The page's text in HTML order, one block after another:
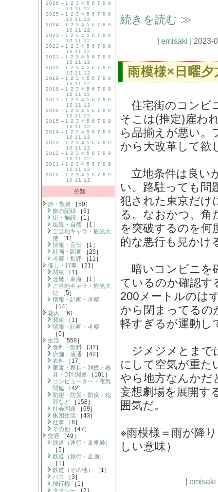
2026 - 1 2 3 4 5 6 7 8 9
10
11
12
2025 - 1 2 3 4 5 6 7 8 9
10
11
12
2024 - 1 2 3 4 5 6 7 8 9
10
11
12
2023 - 1 2 3 4 5 6 7 8 9
10
11
12
2022 - 1 2 3 4 5 6 7 8 9
10
11
12
2021
- 1 2 3 4 5 6 7 8 9
10
11
12
2020 - 1 2 3 4 5 6 7 8 9
10
11
12
2019 - 1 2 3 4 5 6 7 8 9
10
11
12
2018 - 1 2 3 4 5 6 7 8 9
10
11
12
2017 - 1 2 3 4 5 6 7 8 9
10
11
12
2016 - 1 2 3 4 5 6 7 8 9
10
11
12
2015 - 1 2 3 4 5 6 7 8 9
10
11
12
2014 - 1 2 3 4 5 6 7 8 9
10
11
12
2013 - 1 2 3 4 5 6 7 8 9
10
11
12
2012 - 1 2 3 4 5 6 7 8 9
10
11
12
2011
- 1 2 3 4 5 6 7 8 9
10
11
12
2010 - 1 2 3 4 5 6 7 8 9
10
11 12
分類
旅・散策 ［50］
旅の記録 ［6］
街・施設 ［1］
風景・自然 ［1］
ご当地キャラ・観光大
使 ［1］
情報・宣伝 ［1］
計画・調査 ［29］
考察・批評 ［11］
催し・行事 ［21］
関東 ［1］
近畿・東海 ［1］
ご当地キャラ・観光大
使 ［5］
情報・計画・考察
［14］
花火
［6］
関東 ［1］
情報・計画・考察
［5］
生活 ［559］
食料・飲料 ［32］
店舗・流通 ［42］
衣料 ［17］
家電・家具・雑貨・器
具・DIY 関連 ［101］
コンピューター・電気
関連 ［42］
防犯・防災・防疫・犯
罪など ［158］
社会問題 ［69］
集団生活 ［43］
仕事 ［8］
その他 ［47］
交通 ［49］
鉄道（運行・乗車券）
［5］
鉄道（旅行・企画）
［1］
鉄道（その他）
［1］
バス ［3］
飛行機 ［1］
タクシー ［2］
続きを読む ≫
| emisaki | 2023-
雨模様×日曜
住宅街のコンビ
そこは(推定)雇わ
ら品揃えが悪い
から大改革して欲
立地条件は良い
い。路駐っても問
犯された東京だけ
る。なおかつ、角
を突破するのを何
的な悪行も見かけ
暗いコンビニを
ているのか確認す
200メートルのは
から閉まってるの
軽すぎるが運動し
ジメジメとまで
にして空気が重た
やら地方なんかだ
妄想劇場を展開す
囲気だ。
※雨模様＝雨が降
しい意味）
| emisaki